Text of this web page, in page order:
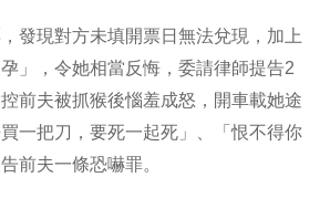
發現對方未填開票日無法兌現，加上
」，令她相當反悔，委請律師提告2
前夫被抓猴後惱羞成怒，開車載她途
一把刀，要死一起死」、「恨不得你
前夫一條恐嚇罪。